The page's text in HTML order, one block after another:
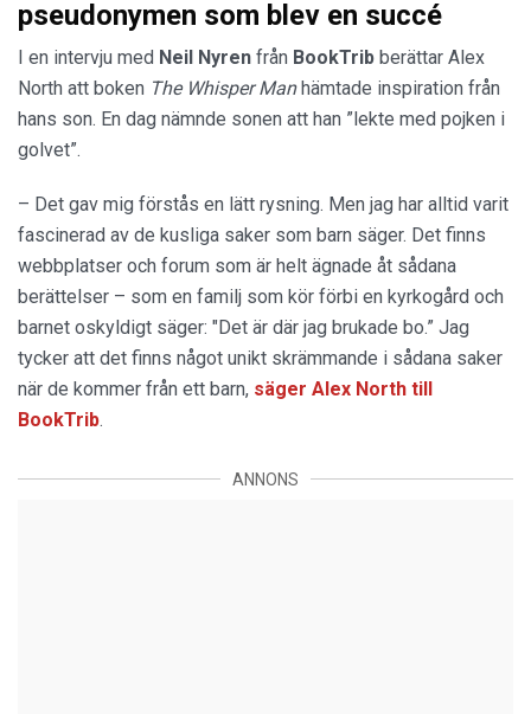
pseudonymen som blev en succé
I en intervju med Neil Nyren från BookTrib berättar Alex
North att boken The Whisper Manhämtade inspiration från
hans son. En dag nämnde sonen att han ”lekte med pojken i
golvet”.
– Det gav mig förstås en lätt rysning. Men jag har alltid varit
fascinerad av de kusliga saker som barn säger. Det finns
webbplatser och forum som är helt ägnade åt sådana
berättelser – som en familj som kör förbi en kyrkogård och
barnet oskyldigt säger: "Det är där jag brukade bo.” Jag
tycker att det finns något unikt skrämmande i sådana saker
när de kommer från ett barn, säger Alex North till
BookTrib.
ANNONS